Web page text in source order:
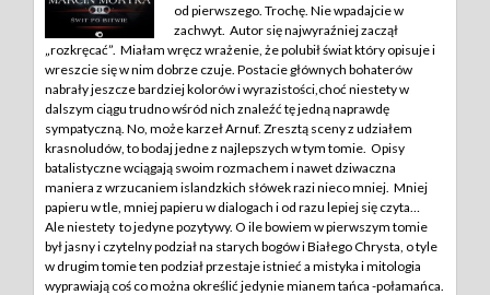
od pierwszego. Trochę. Nie wpadajcie w
zachwyt. Autor się najwyraźniej zaczął
„rozkręcać”. Miałam wręcz wrażenie, że polubił świat który opisuje i
wreszcie się w nim dobrze czuje. Postacie głównych bohaterów
nabrały jeszcze bardziej kolorów i wyrazistości,choć niestety w
dalszym ciągu trudno wśród nich znaleźć tę jedną naprawdę
sympatyczną. No, może karzeł Arnuf. Zresztą sceny z udziałem
krasnoludów, to bodaj jedne z najlepszych w tym tomie. Opisy
batalistyczne wciągają swoim rozmachem i nawet dziwaczna
maniera z wrzucaniem islandzkich słówek razi nieco mniej. Mniej
papieru w tle, mniej papieru w dialogach i od razu lepiej się czyta…
Ale niestety to jedyne pozytywy. O ile bowiem w pierwszym tomie
był jasny i czytelny podział na starych bogów i Białego Chrysta, o tyle
w drugim tomie ten podział przestaje istnieć a mistyka i mitologia
wyprawiają coś co można określić jedynie mianem tańca -połamańca.